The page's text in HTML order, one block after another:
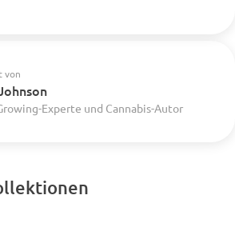
von
Experte und Cannabis-Autor